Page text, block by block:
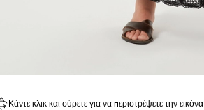
Κάντε κλικ και σύρετε για να περιστρέψετε την